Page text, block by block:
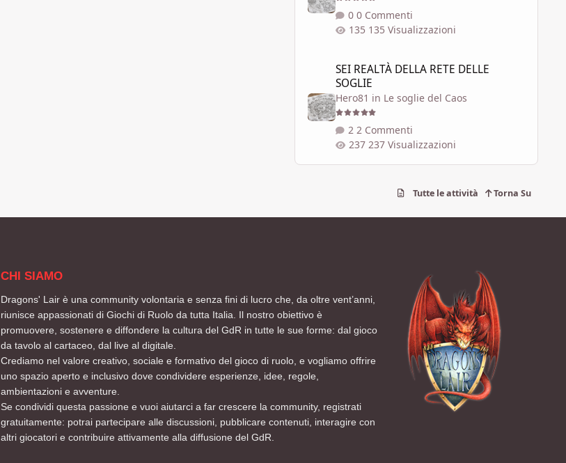
0 Commenti
135 Visualizzazioni
SEI REALTÀ DELLA RETE DELLE
SOGLIE
Hero81 in Le soglie del Caos
2 Commenti
237 Visualizzazioni
Tutte le attività Torna Su
CHI SIAMO
Dragons' Lair è una community volontaria e senza fini di lucro che, da oltre vent’anni,
riunisce appassionati di Giochi di Ruolo da tutta Italia. Il nostro obiettivo è
promuovere, sostenere e diffondere la cultura del GdR in tutte le sue forme: dal gioco
da tavolo al cartaceo, dal live al digitale.
Crediamo nel valore creativo, sociale e formativo del gioco di ruolo, e vogliamo offrire
uno spazio aperto e inclusivo dove condividere esperienze, idee, regole,
ambientazioni e avventure.
Se condividi questa passione e vuoi aiutarci a far crescere la community, registrati
gratuitamente: potrai partecipare alle discussioni, pubblicare contenuti, interagire con
altri giocatori e contribuire attivamente alla diffusione del GdR.